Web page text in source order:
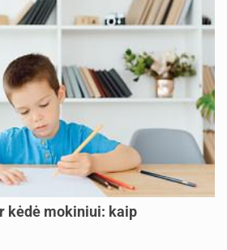
kėdė mokiniui: kaip